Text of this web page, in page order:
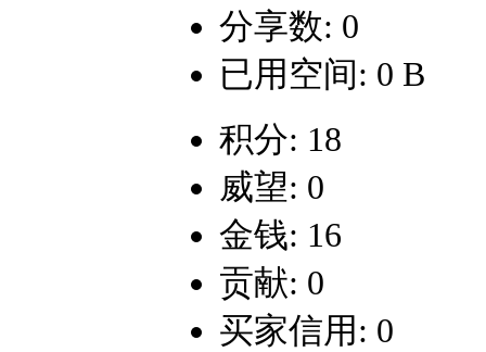
分享数: 0
已用空间: 0 B
积分: 18
威望: 0
金钱: 16
贡献: 0
买家信用: 0